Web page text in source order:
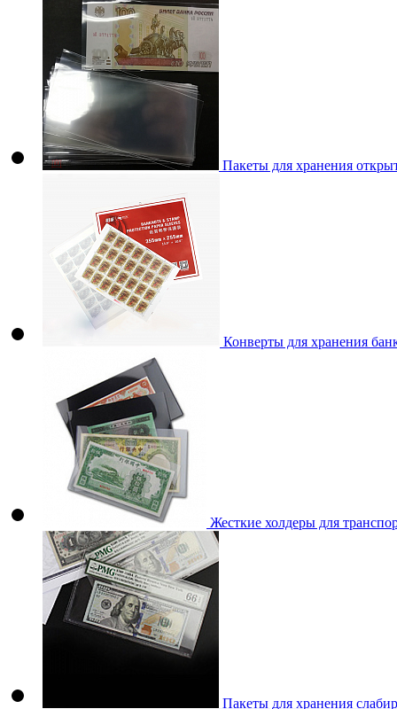
Пакеты для хранения
Конверты для хранения
Жесткие холдеры для
Пакеты для хранения